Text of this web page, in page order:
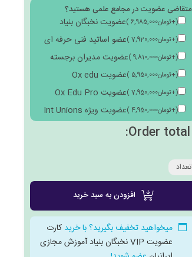
متقاضی عضویت در مجامع علمی هستید؟
عضویت نخبگان بنیاد (
+
6,985,000تومان )
عضو اساتید فنی حرفه ای (
+
7,920,000تومان )
عضویت مدیران برجسته (
+
9,810,000تومان )
عضویت Ox edu (
+
5,950,000تومان )
عضویت Ox Edu Pro (
+
7,950,000تومان )
عضویت ویژه Int Unions (
+
4,950,000تومان )
Order total:
تعداد
افزودن به سبد خرید
میخواهید تخفیف بگیرید؟ با خرید کارت
عضویت VIP نخبگان بنیاد آموزش مجازی